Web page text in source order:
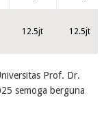
12.5jt 12.5jt
Prof. Dr.
semoga berguna